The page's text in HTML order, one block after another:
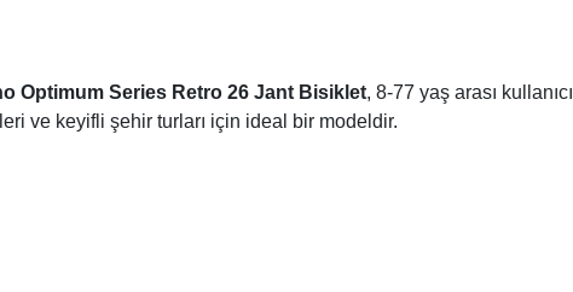
Optimum Series Retro 26 Jant Bisiklet, 8-77 yaş arası
ve keyifli şehir turları için ideal bir modeldir.